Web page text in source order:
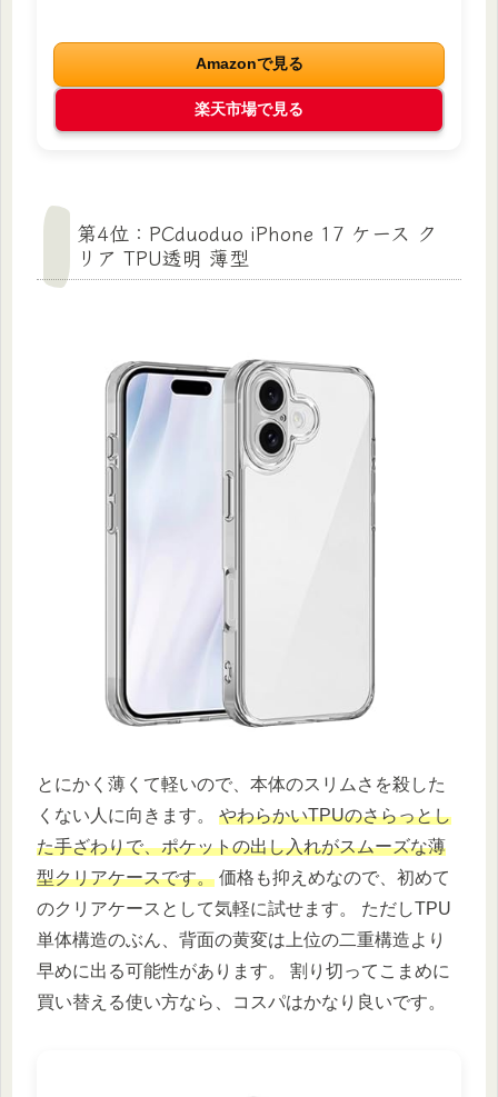
Amazonで見る
楽天市場で見る
第4位：PCduoduo iPhone 17 ケース ク
リア TPU透明 薄型
とにかく薄くて軽いので、本体のスリムさを殺した
くない人に向きます。 やわらかいTPUのさらっとし
た手ざわりで、ポケットの出し入れがスムーズな薄
型クリアケースです。 価格も抑えめなので、初めて
のクリアケースとして気軽に試せます。 ただしTPU
単体構造のぶん、背面の黄変は上位の二重構造より
早めに出る可能性があります。 割り切ってこまめに
買い替える使い方なら、コスパはかなり良いです。